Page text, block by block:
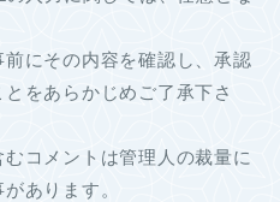
にその内容を確認し、承認
をあらかじめご了承下さ
コメントは管理人の裁量に
あります。